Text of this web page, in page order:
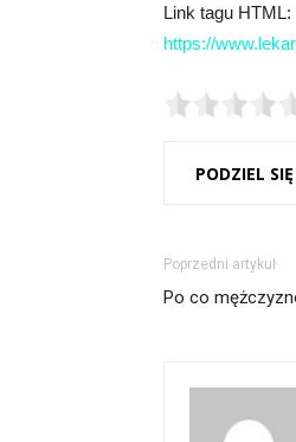
Link tagu HTML:
https://
PODZIEL SIĘ
Poprzedni artykuł
Po co